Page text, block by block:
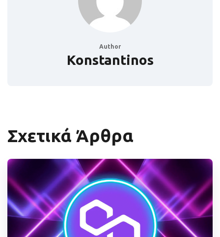
Author
Konstantinos
Σχετικά Άρθρα